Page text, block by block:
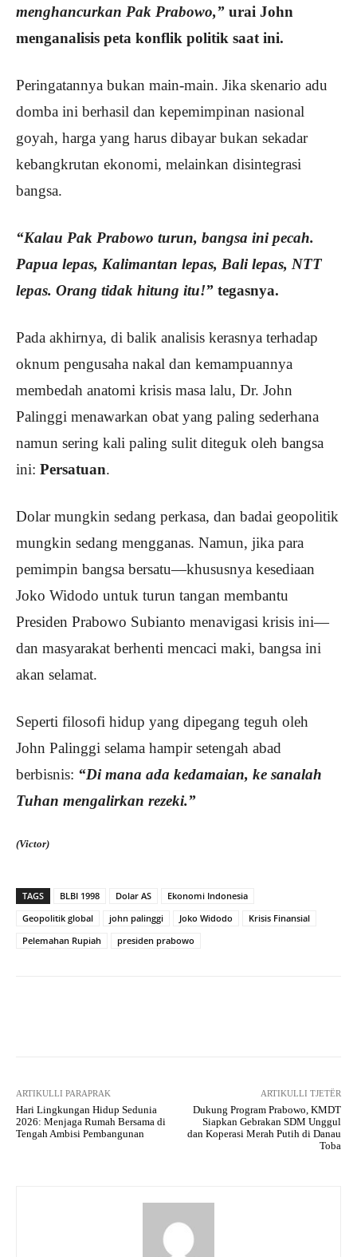
menghancurkan Pak Prabowo,” urai John
menganalisis peta konflik politik saat ini.
Peringatannya bukan main-main. Jika skenario adu
domba ini berhasil dan kepemimpinan nasional
goyah, harga yang harus dibayar bukan sekadar
kebangkrutan ekonomi, melainkan disintegrasi
bangsa.
“Kalau Pak Prabowo turun, bangsa ini pecah.
Papua lepas, Kalimantan lepas, Bali lepas, NTT
lepas. Orang tidak hitung itu!” tegasnya.
Pada akhirnya, di balik analisis kerasnya terhadap
oknum pengusaha nakal dan kemampuannya
membedah anatomi krisis masa lalu, Dr. John
Palinggi menawarkan obat yang paling sederhana
namun sering kali paling sulit diteguk oleh bangsa
ini: Persatuan.
Dolar mungkin sedang perkasa, dan badai geopolitik
mungkin sedang mengganas. Namun, jika para
pemimpin bangsa bersatu—khususnya kesediaan
Joko Widodo untuk turun tangan membantu
Presiden Prabowo Subianto menavigasi krisis ini—
dan masyarakat berhenti mencaci maki, bangsa ini
akan selamat.
Seperti filosofi hidup yang dipegang teguh oleh
John Palinggi selama hampir setengah abad
berbisnis: “Di mana ada kedamaian, ke sanalah
Tuhan mengalirkan rezeki.”
(Victor)
TAGS BLBI 1998 Dolar AS
Ekonomi Indonesia
Geopolitik global
john palinggi Joko Widodo
Krisis Finansial
Pelemahan Rupiah
presiden prabowo
ARTIKULLI PARAPRAK
Hari Lingkungan Hidup Sedunia
2026: Menjaga Rumah Bersama di
Tengah Ambisi Pembangunan
ARTIKULLI TJETËR
​Dukung Program Prabowo, KMDT
Siapkan Gebrakan SDM Unggul
dan Koperasi Merah Putih di Danau
Toba